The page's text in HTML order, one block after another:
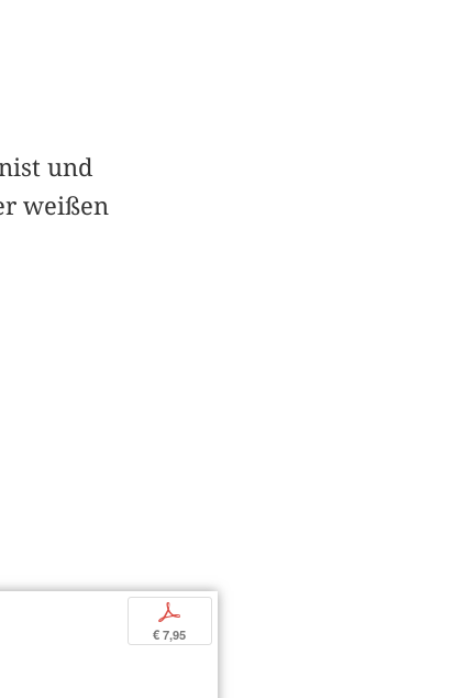
und
weißen
p
€ 7,95